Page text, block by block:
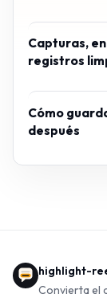
Capturas,
registros
Cómo
después
highlight-
Convierta el